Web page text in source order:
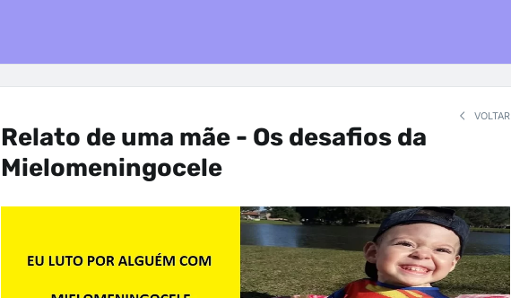
VOLTAR
Relato de uma mãe - Os desafios da
Mielomeningocele